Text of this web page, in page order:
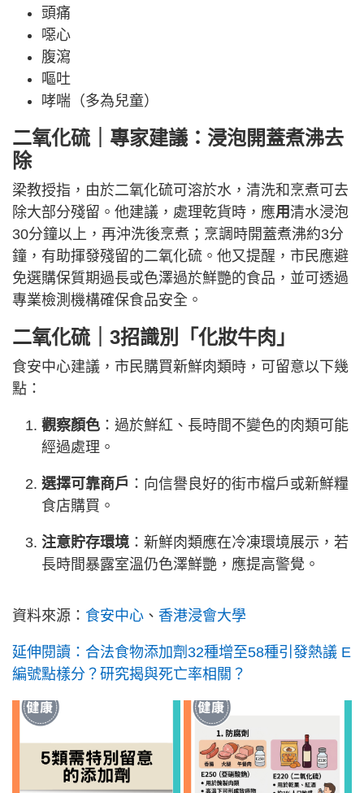
頭痛
噁心
腹瀉
嘔吐
哮喘（多為兒童）
二氧化硫｜專家建議：浸泡開蓋煮沸去
除
梁教授指，由於二氧化硫可溶於水，清洗和烹煮可去
除大部分殘留。他建議，處理乾貨時，應用清水浸泡
30分鐘以上，再沖洗後烹煮；烹調時開蓋煮沸約3分
鐘，有助揮發殘留的二氧化硫。他又提醒，市民應避
免選購保質期過長或色澤過於鮮艷的食品，並可透過
專業檢測機構確保食品安全。
二氧化硫｜3招識別「化妝牛肉」
食安中心建議，市民購買新鮮肉類時，可留意以下幾
點：
觀察顏色 ：過於鮮紅、長時間不變色的肉類可能
經過處理。
選擇可靠商戶 ：向信譽良好的街市檔戶或新鮮糧
食店購買。
注意貯存環境 ：新鮮肉類應在冷凍環境展示，若
長時間暴露室溫仍色澤鮮艷，應提高警覺。
資料來源： 食安中心 、 香港浸會大學
延伸閱讀：合法食物添加劑32種增至58種引發熱議 E
編號點樣分？研究揭與死亡率相關？